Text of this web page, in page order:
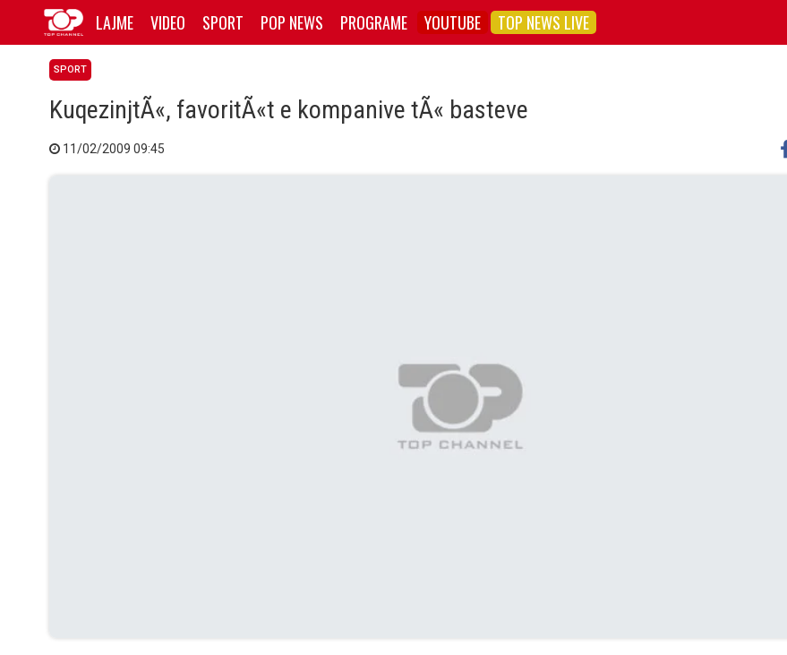
LAJME VIDEO SPORT POP NEWS PROGRAME YOUTUBE TOP NEWS LIVE
SPORT
KuqezinjtÃ«, favoritÃ«t e kompanive tÃ« basteve
11/02/2009 09:45